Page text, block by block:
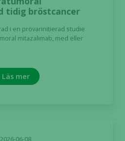
tidig bröstcancer
i en prövarinitierad studie
mitazalimab, med eller
Läs mer
2026-06-08